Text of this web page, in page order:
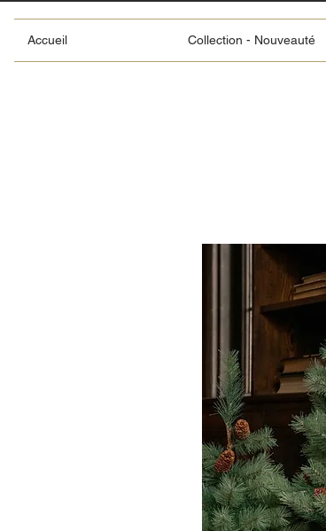
Accueil Collection - Nouveauté